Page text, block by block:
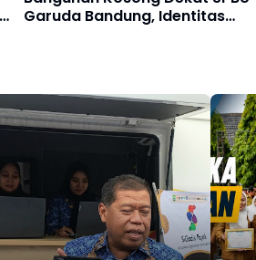
Garuda Bandung, Identitas